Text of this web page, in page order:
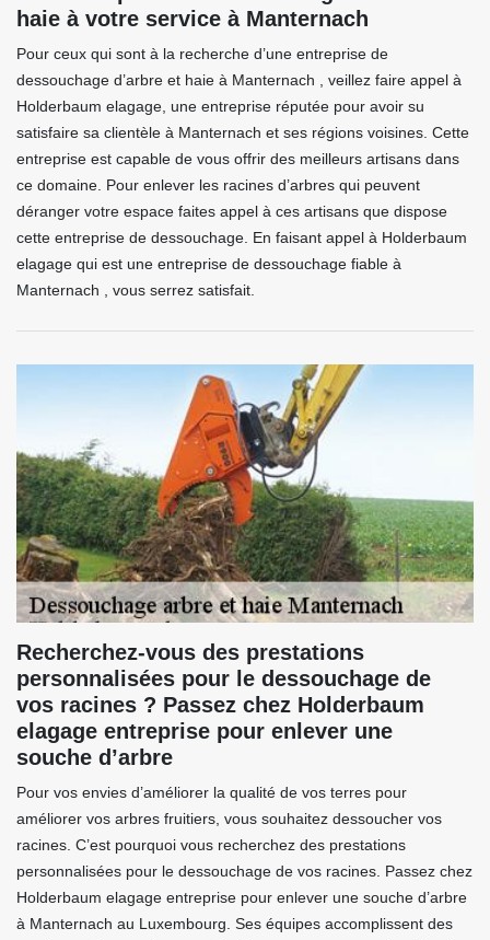
haie à votre service à Manternach
Pour ceux qui sont à la recherche d’une entreprise de
dessouchage d’arbre et haie à Manternach , veillez faire appel à
Holderbaum elagage, une entreprise réputée pour avoir su
satisfaire sa clientèle à Manternach et ses régions voisines. Cette
entreprise est capable de vous offrir des meilleurs artisans dans
ce domaine. Pour enlever les racines d’arbres qui peuvent
déranger votre espace faites appel à ces artisans que dispose
cette entreprise de dessouchage. En faisant appel à Holderbaum
elagage qui est une entreprise de dessouchage fiable à
Manternach , vous serrez satisfait.
Recherchez-vous des prestations
personnalisées pour le dessouchage de
vos racines ? Passez chez Holderbaum
elagage entreprise pour enlever une
souche d’arbre
Pour vos envies d’améliorer la qualité de vos terres pour
améliorer vos arbres fruitiers, vous souhaitez dessoucher vos
racines. C’est pourquoi vous recherchez des prestations
personnalisées pour le dessouchage de vos racines. Passez chez
Holderbaum elagage entreprise pour enlever une souche d’arbre
à Manternach au Luxembourg. Ses équipes accomplissent des